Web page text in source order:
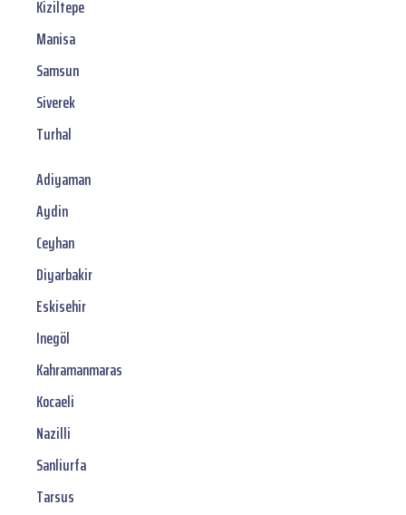
Kiziltepe
Manisa
Samsun
Siverek
Turhal
Adiyaman
Aydin
Ceyhan
Diyarbakir
Eskisehir
Inegöl
Kahramanmaras
Kocaeli
Nazilli
Sanliurfa
Tarsus